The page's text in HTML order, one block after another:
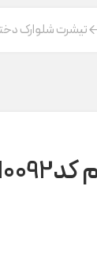
تیشرت شلوارک